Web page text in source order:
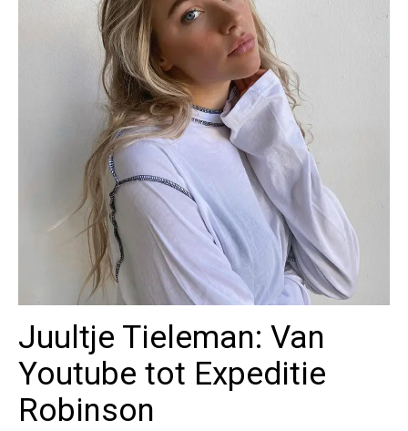
Juultje Tieleman: Van
Youtube tot Expeditie
Robinson